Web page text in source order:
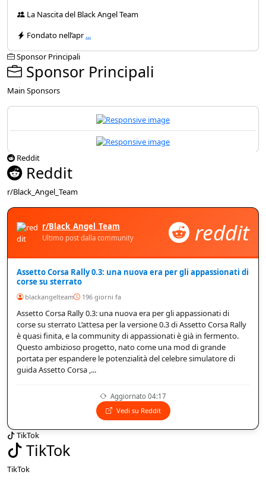
La Nascita del Black Angel Team
Fondato nell’apr...
Sponsor Principali
Sponsor Principali
Main Sponsors
Reddit
Reddit
r/Black_Angel_Team
r/Black_Angel_Team
Ultimo post dalla community reddit
Assetto Corsa Rally 0.3: una nuova era per gli appassionati di
corse su sterrato
blackangelteam 196 giorni fa
Assetto Corsa Rally 0.3: una nuova era per gli appassionati di
corse su sterrato L’attesa per la versione 0.3 di Assetto Corsa Rally
è quasi finita, e la community di appassionati è già in fermento.
Questo ambizioso progetto, nato come una mod di grande
portata per espandere le potenzialità del celebre simulatore di
guida Assetto Corsa ,...
Aggiornato 04:17
Vedi su Reddit
TikTok
TikTok
TikTok